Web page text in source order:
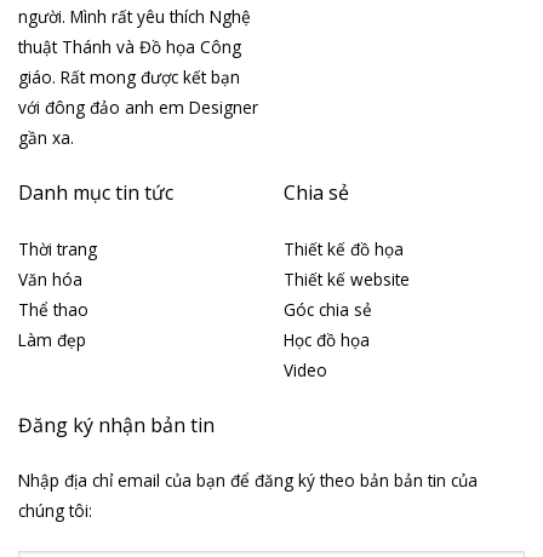
người. Mình rất yêu thích Nghệ
thuật Thánh và Đồ họa Công
giáo. Rất mong được kết bạn
với đông đảo anh em Designer
gần xa.
Danh mục tin tức
Thời trang
Văn hóa
Thể thao
Làm đẹp
Chia sẻ
Thiết kế đồ họa
Thiết kế website
Góc chia sẻ
Học đồ họa
Video
Đăng ký nhận bản tin
Nhập địa chỉ email của bạn để đăng ký theo bản bản tin của
chúng tôi: